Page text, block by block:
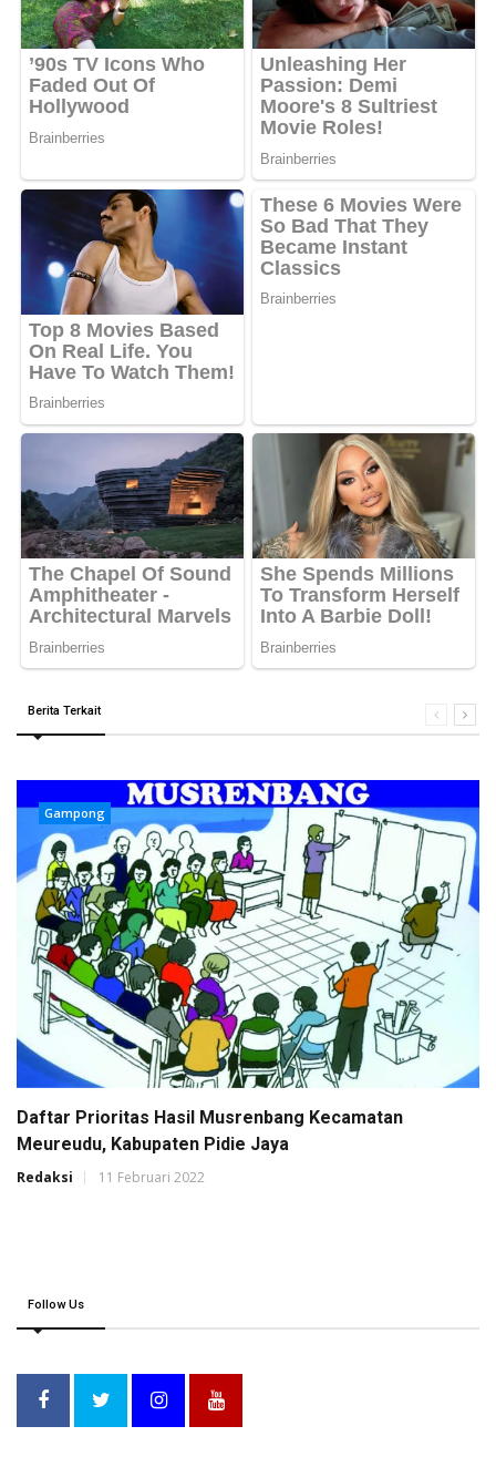
Berita Terkait
Gampong
Daftar Prioritas Hasil Musrenbang Kecamatan
Meureudu, Kabupaten Pidie Jaya
Redaksi 11 Februari 2022
Follow Us